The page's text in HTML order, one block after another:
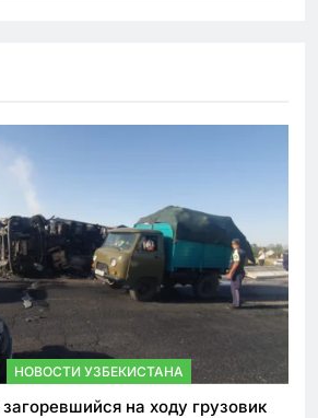
НОВОСТИ УЗБЕКИСТАНА
на ходу грузовик